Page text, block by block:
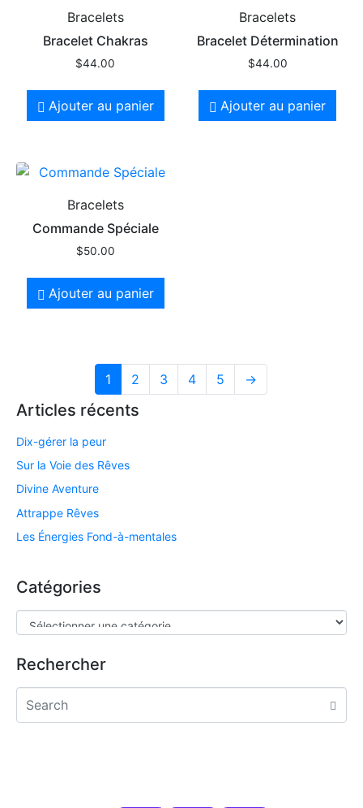
Bracelets
Bracelet Chakras
$44.00
Ajouter au panier
Bracelets
Bracelet Détermination
$44.00
Ajouter au panier
Bracelets
Commande Spéciale
$50.00
Ajouter au panier
1 2 3 4 5 →
Articles récents
Dix-gérer la peur
Sur la Voie des Rêves
Divine Aventure
Attrappe Rêves
Les Énergies Fond-à-mentales
Catégories
Rechercher